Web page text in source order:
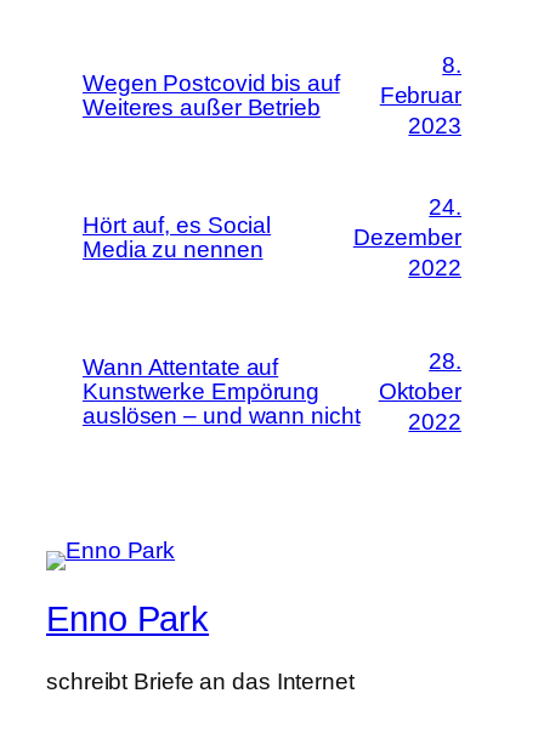
Wegen Postcovid bis auf
Weiteres außer Betrieb
8.
Februar
2023
Hört auf, es Social
Media zu nennen
24.
Dezember
2022
Wann Attentate auf
Kunstwerke Empörung
auslösen – und wann nicht
28.
Oktober
2022
Enno Park
schreibt Briefe an das Internet